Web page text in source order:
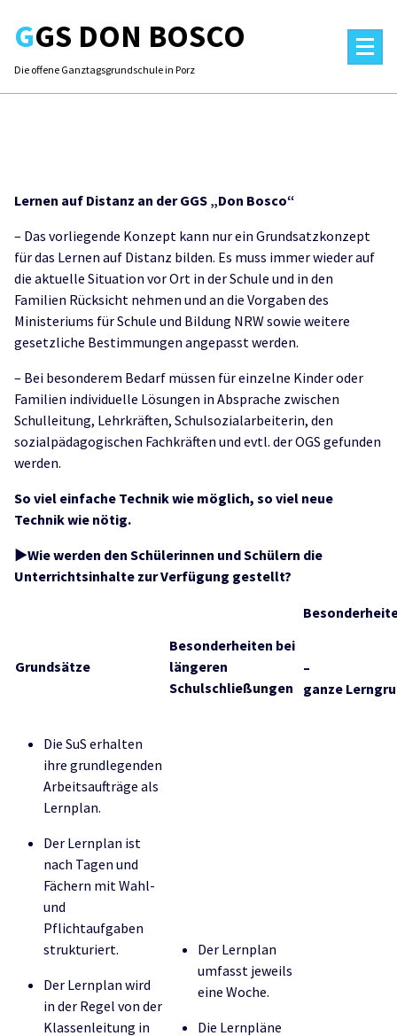
contentGGS DON BOSCO
Die offene Ganztagsgrundschule in Porz
Lernen auf Distanz an der GGS „Don Bosco“
– Das vorliegende Konzept kann nur ein Grundsatzkonzept
für das Lernen auf Distanz bilden. Es muss immer wieder auf
die aktuelle Situation vor Ort in der Schule und in den
Familien Rücksicht nehmen und an die Vorgaben des
Ministeriums für Schule und Bildung NRW sowie weitere
gesetzliche Bestimmungen angepasst werden.
– Bei besonderem Bedarf müssen für einzelne Kinder oder
Familien individuelle Lösungen in Absprache zwischen
Schulleitung, Lehrkräften, Schulsozialarbeiterin, den
sozialpädagogischen Fachkräften und evtl. der OGS gefunden
werden.
So viel einfache Technik wie möglich, so viel neue
Technik wie nötig.
►Wie werden den Schülerinnen und Schülern die
Unterrichtsinhalte zur Verfügung gestellt?
Grundsätze
Besonderheiten bei
längeren
Schulschließungen
–
ganze
Die SuS erhalten
ihre grundlegenden
Arbeitsaufträge als
Lernplan.
Der Lernplan ist
nach Tagen und
Fächern mit Wahl-
und
Pflichtaufgaben
strukturiert.
Der Lernplan wird
in der Regel von der
Klassenleitung in
Der Lernplan
umfasst jeweils
eine Woche.
Die Lernpläne